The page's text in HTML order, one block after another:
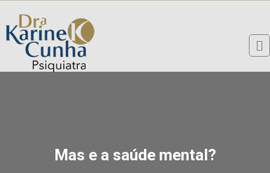
Mas e a saúde mental?